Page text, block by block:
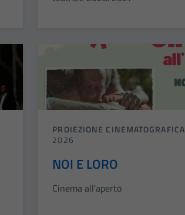
PROIEZIONE CINEMATOGRAFICA
2026
NOI E LORO
Cinema all'aperto